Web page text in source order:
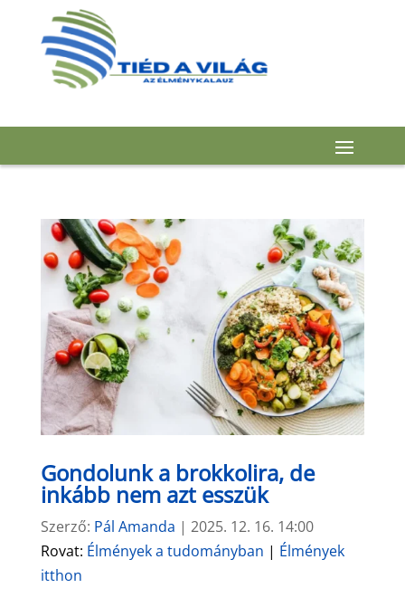
Gondolunk a brokkolira, de
inkább nem azt esszük
Szerző: Pál Amanda | 2025. 12. 16. 14:00
Rovat: Élmények a tudományban | Élmények
itthon